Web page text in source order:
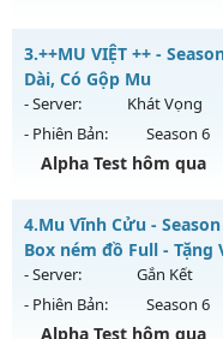
Thể loại: Mu Custom
Antihack: SharkGaurd
MU HỎA LONG 6.9 -
Mu mới ra tháng 08
https://facebook.com/
01/08/2626
Exp: 9999x - Drop: 99%
Thể loại: Mu Nguyên
Antihack: XShield
3.++MU VIỆT ++ -
Dài, Có Gộp Mu
- Server: Khát Vọng
- Phiên Bản:
Season 6
Alpha Test hôm qua
++MU VIỆT ++ - Lâu Dài,
Mu mới ra tháng 08
ngày 07/08/2626
Exp: 200x - Drop: 20%
4.Mu Vĩnh Cửu -
Box ném đồ Full - Tặng
- Server: Gắn Kết
- Phiên Bản:
Season 6
Alpha Test hôm qua